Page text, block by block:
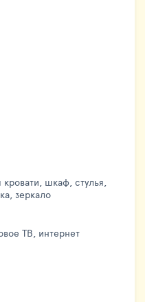
шкаф, стулья,
зеркало
ТВ, интернет